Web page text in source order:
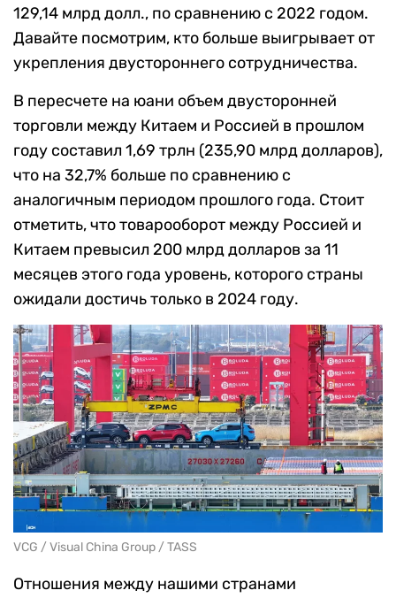
129,14 млрд долл., по сравнению с 2022 годом.
Давайте посмотрим, кто больше выигрывает от
укрепления двустороннего сотрудничества.
В пересчете на юани объем двусторонней
торговли между Китаем и Россией в прошлом
году составил 1,69 трлн (235,90 млрд долларов),
что на 32,7% больше по сравнению с
аналогичным периодом прошлого года. Стоит
отметить, что товарооборот между Россией и
Китаем превысил 200 млрд долларов за 11
месяцев этого года уровень, которого страны
ожидали достичь только в 2024 году.
VCG / Visual China Group / TASS
Отношения между нашими странами